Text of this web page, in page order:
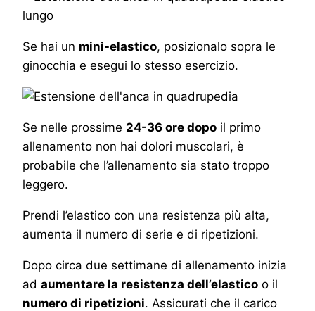
Se hai un mini-elastico, posizionalo sopra le
ginocchia e esegui lo stesso esercizio.
Se nelle prossime 24-36 ore dopo il primo
allenamento non hai dolori muscolari, è
probabile che l’allenamento sia stato troppo
leggero.
Prendi l’elastico con una resistenza più alta,
aumenta il numero di serie e di ripetizioni.
Dopo circa due settimane di allenamento inizia
ad aumentare la resistenza dell’elastico o il
numero di ripetizioni. Assicurati che il carico